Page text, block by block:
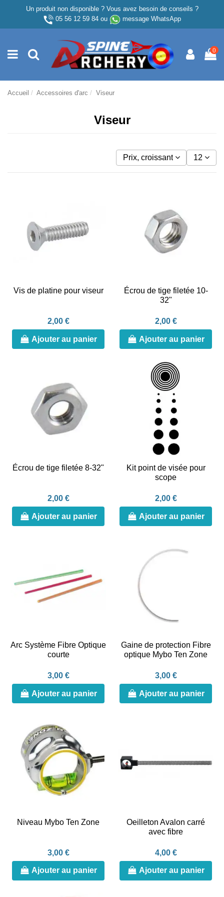
Un produit non disponible ? Vous avez besoin de conseils ?
05 56 12 59 84ou message WhatsApp
0
Accueil Accessoires d'arc Viseur
Viseur
Prix, croissant 12
Vis de platine pour viseur
2,00 €
Ajouter au panier
Écrou de tige filetée 10-
32"
2,00 €
Ajouter au panier
Écrou de tige filetée 8-32"
2,00 €
Ajouter au panier
Kit point de visée pour
scope
2,00 €
Ajouter au panier
Arc Système Fibre Optique
courte
3,00 €
Ajouter au panier
Gaine de protection Fibre
optique Mybo Ten Zone
3,00 €
Ajouter au panier
Niveau Mybo Ten Zone
3,00 €
Ajouter au panier
Oeilleton Avalon carré
avec fibre
4,00 €
Ajouter au panier